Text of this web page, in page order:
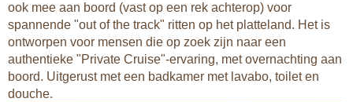
ook mee aan boord (vast op een rek achterop) voor
spannende "out of the track" ritten op het platteland. Het is
ontworpen voor mensen die op zoek zijn naar een
authentieke "Private Cruise"-ervaring, met overnachting aan
boord. Uitgerust met een badkamer met lavabo, toilet en
douche.